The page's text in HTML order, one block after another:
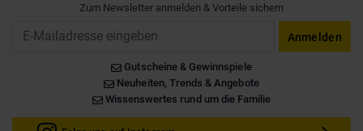
Zum Newsletter anmelden & Vorteile sichern
Anmelden
Gutscheine & Gewinnspiele
Neuheiten, Trends & Angebote
Wissenswertes rund um die Familie